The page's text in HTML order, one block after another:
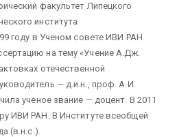
факультет Липецкого
института
году в Ученом совете ИВИ РАН
на тему «Учение А.Дж.
отечественной
— д.и.н., проф. А.И.
ученое звание — доцент. В 2011
ИВИ РАН. В Институте всеобщей
(в.н.с.).